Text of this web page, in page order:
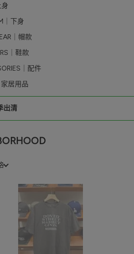
身
｜下身
｜帽款
｜鞋款
｜配件
居用品
出清